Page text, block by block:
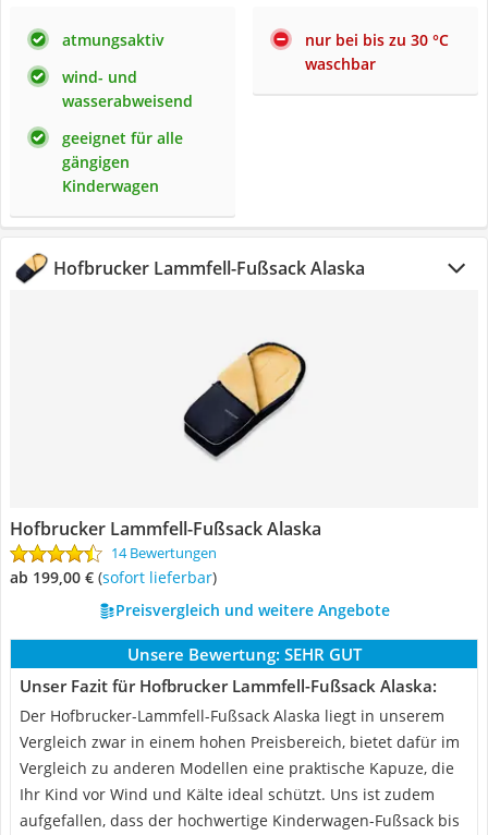
atmungsaktiv
wind- und
wasserabweisend
geeignet für alle
gängigen
Kinderwagen
nur bei bis zu 30 °C
waschbar
Hofbrucker Lammfell-Fußsack Alaska
Hofbrucker Lammfell-Fußsack Alaska
14 Bewertungen
ab 199,00 € ( Sofort lieferbar)
Preisvergleich und weitere Angebote
Unsere Bewertung: SEHR GUT
Unser Fazit für Hofbrucker Lammfell-Fußsack Alaska:
Der Hofbrucker-Lammfell-Fußsack Alaska liegt in unserem
Vergleich zwar in einem hohen Preisbereich, bietet dafür im
Vergleich zu anderen Modellen eine praktische Kapuze, die
Ihr Kind vor Wind und Kälte ideal schützt. Uns ist zudem
aufgefallen, dass der hochwertige Kinderwagen-Fußsack bis